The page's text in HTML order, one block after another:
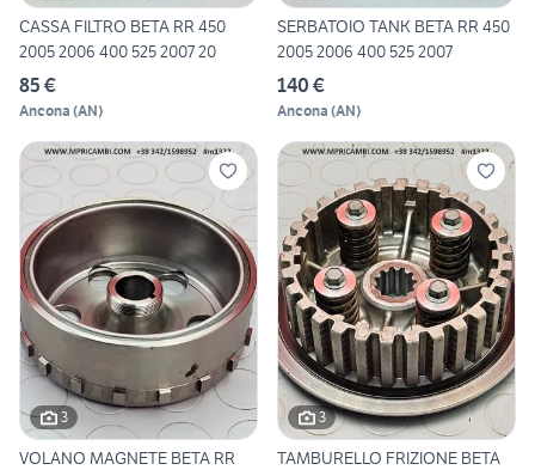
CASSA FILTRO BETA RR 450
2005 2006 400 525 2007 20
85 €
Ancona (AN)
SERBATOIO TANK BETA RR 450
2005 2006 400 525 2007
140 €
Ancona (AN)
3
VOLANO MAGNETE BETA RR
3
TAMBURELLO FRIZIONE BETA